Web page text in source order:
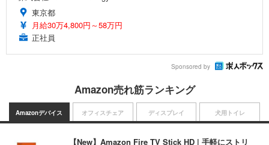
東京都
月給30万4,800円～58万円
正社員
Sponsored by
Amazon売れ筋ランキング
Amazonデバイス
【New】Amazon Fire TV Stick HD | 手軽にストリ
オフィスチェア ディスプレイ 犬用トイレ